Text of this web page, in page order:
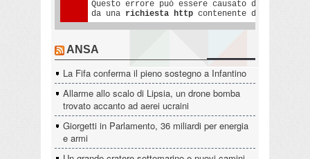
ANSA
La Fifa conferma il pieno sostegno a Infantino
Allarme allo scalo di Lipsia, un drone bomba
trovato accanto ad aerei ucraini
Giorgetti in Parlamento, 36 miliardi per energia
e armi